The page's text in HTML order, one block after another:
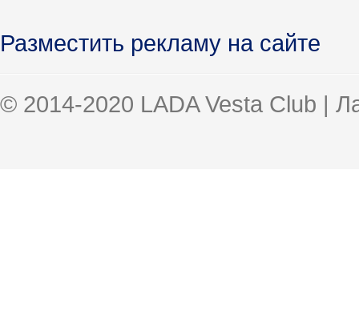
Разместить рекламу на сайте
© 2014-2020 LADA Vesta Club |